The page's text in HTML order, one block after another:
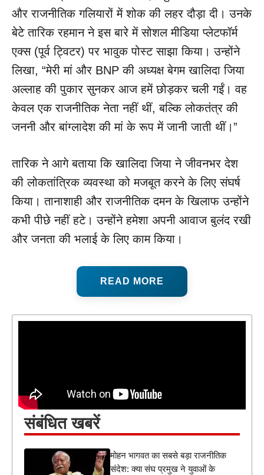
और राजनीतिक गलियारों में शोक की लहर दौड़ा दी। उनके
बेटे तारिक रहमान ने इस बारे में सोशल मीडिया प्लेटफॉर्म
एक्स (पूर्व ट्विटर) पर भावुक पोस्ट साझा किया। उन्होंने
लिखा, “मेरी मां और BNP की अध्यक्ष बेगम खालिदा जिया
अल्लाह की पुकार सुनकर आज हमें छोड़कर चली गईं। वह
केवल एक राजनीतिक नेता नहीं थीं, बल्कि लोकतंत्र की
जननी और बांग्लादेश की मां के रूप में जानी जाती थीं।”
तारिक ने आगे बताया कि खालिदा जिया ने जीवनभर देश
की लोकतांत्रिक व्यवस्था को मजबूत करने के लिए संघर्ष
किया। तानाशाही और राजनीतिक दमन के खिलाफ उन्होंने
कभी पीछे नहीं हटे। उन्होंने हमेशा अपनी आवाज बुलंद रखी
और जनता की भलाई के लिए काम किया।
READ MORE
संबंधित खबरें
मोहन भागवत का सबसे बड़ा राजनीतिक
संदेश: क्या संघ प्रमुख ने युवाओं के